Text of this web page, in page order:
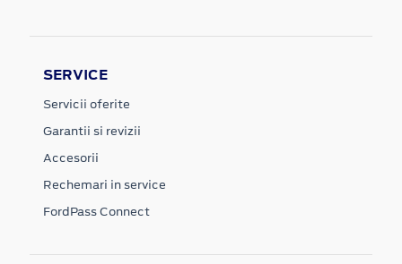
SERVICE
Servicii oferite
Garantii si revizii
Accesorii
Rechemari in service
FordPass Connect